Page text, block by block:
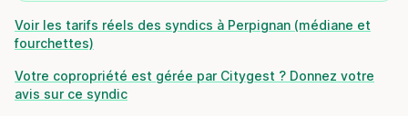
Voir les tarifs réels des syndics à Perpignan (médiane et
fourchettes)
Votre copropriété est gérée par Citygest ? Donnez votre
avis sur ce syndic